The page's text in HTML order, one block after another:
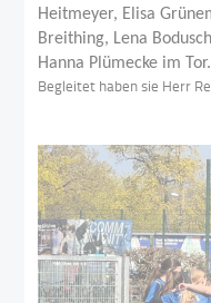
Heitmeyer, Elisa
Breithing, Lena
Hanna Plümecke im Tor.
Begleitet haben sie Herr